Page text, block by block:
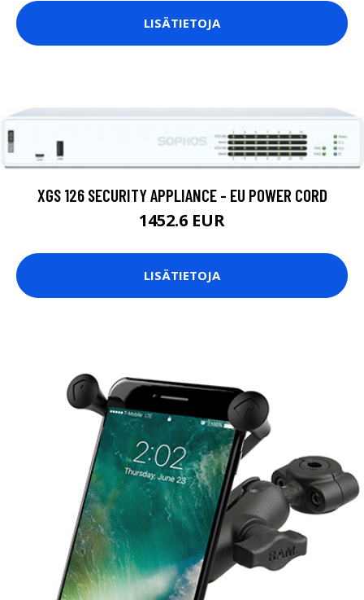
LISÄTIETOJA
XGS 126 SECURITY APPLIANCE - EU POWER CORD
1452.6 EUR
LISÄTIETOJA